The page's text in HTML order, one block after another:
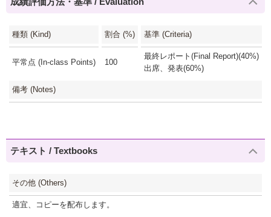
種類 (Kind) 割合 (%) 基準 (Criteria)
平常点 (In-class Points) 100
最終レポート(Final Report)(40%)
出席、発表(60%)
備考 (Notes)
テキスト / Textbooks
その他 (Others)
適宜、コピーを配布します。